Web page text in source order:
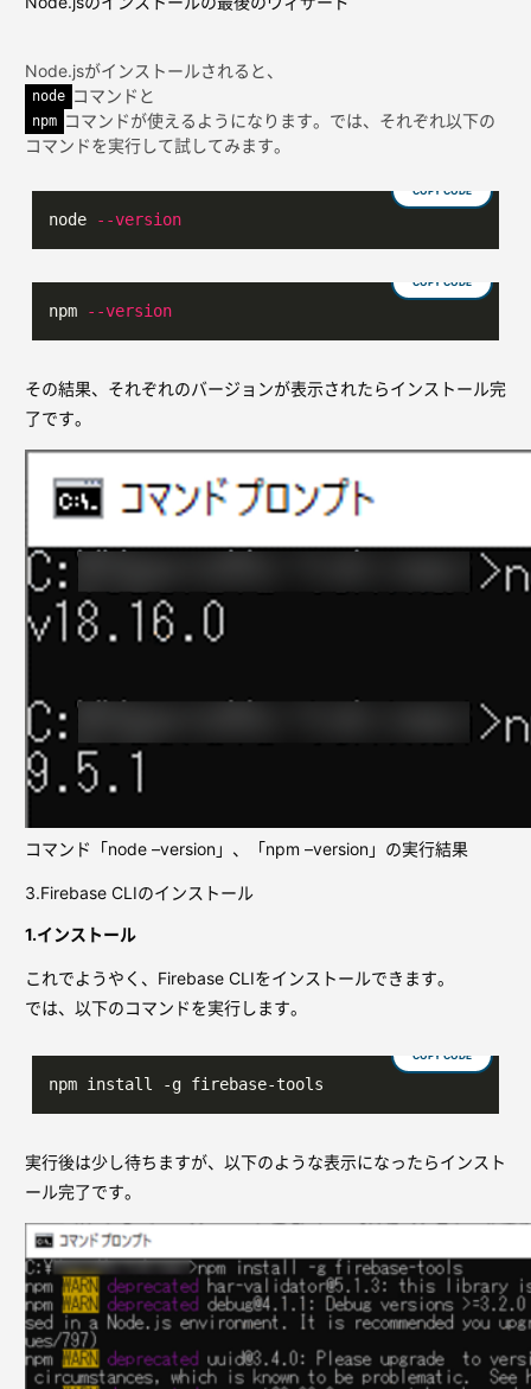
Node.jsがインストールされると、
node コマンドと
npm コマンドが使えるようになります。では、それぞれ以下の
コマンドを実行して試してみます。
COPY CODE
node --version
COPY CODE
npm --version
その結果、それぞれのバージョンが表示されたらインストール完
了です。
コマンド「node –version」、「npm –version」の実行結果
3.Firebase CLIのインストール
1.インストール
これでようやく、Firebase CLIをインストールできます。
では、以下のコマンドを実行します。
COPY CODE
npm install -g firebase-tools
実行後は少し待ちますが、以下のような表示になったらインスト
ール完了です。